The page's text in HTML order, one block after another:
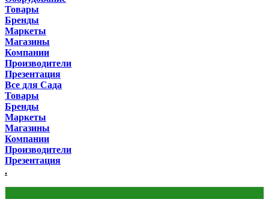
Товары
Бренды
Маркеты
Магазины
Компании
Производители
Презентация
Все для Сада
Товары
Бренды
Маркеты
Магазины
Компании
Производители
Презентация
.